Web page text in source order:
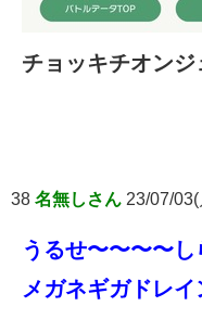
チョッキチオン
38 名無しさん 23/07/
うるせ〜〜〜〜
メガネギガドレイ